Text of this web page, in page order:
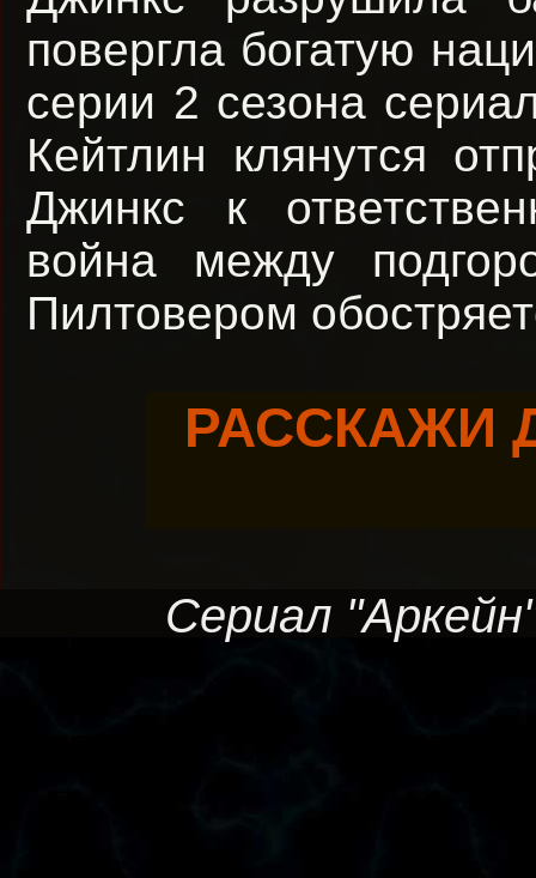
повергла богатую
серии 2 сезона
Кейтлин клянутся
Джинкс к
война между
Пилтовером
РАССКАЖИ
Сериал